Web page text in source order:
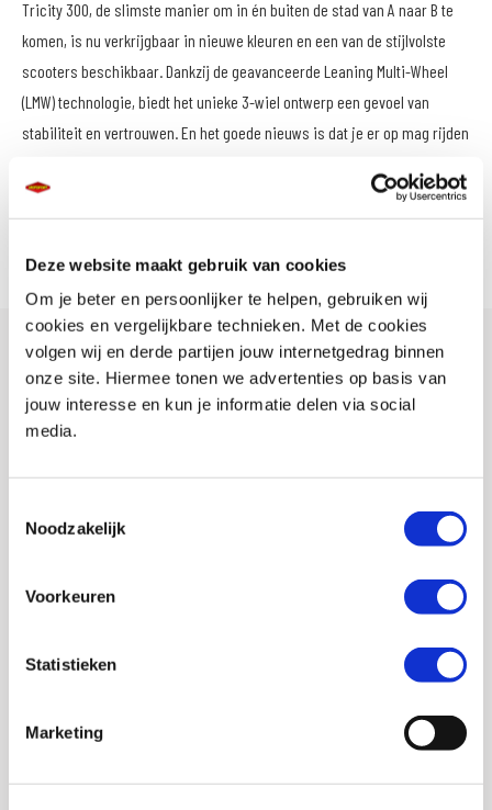
Deze website maakt gebruik van cookies
Om je beter en persoonlijker te helpen, gebruiken wij
cookies en vergelijkbare technieken. Met de cookies
volgen wij en derde partijen jouw internetgedrag binnen
onze site. Hiermee tonen we advertenties op basis van
jouw interesse en kun je informatie delen via social
media.
Noodzakelijk
Voorkeuren
Statistieken
Marketing
Tricity 300, de slimste manier om in én buiten de stad van A naar B te
komen, is nu verkrijgbaar in nieuwe kleuren en een van de stijlvolste
scooters beschikbaar. Dankzij de geavanceerde Leaning Multi-Wheel
(LMW) technologie, biedt het unieke 3-wiel ontwerp een gevoel van
stabiliteit en vertrouwen. En het goede nieuws is dat je er op mag rijden
Details
dagelijkse ritten nog comfortabeler, en plezieriger te maken. De dubbele
voorwielen bieden extra stabiliteit en grip voor vloeiende bochten,
terwijl de lichte besturing en compacte afmetingen je eenvoudig door
maken – en zodra het verkeerslicht op groen springt, zorgt de krachtige
300cc BLUE CORE-motor ervoor dat je snel en efficiënt je bestemming
bereikt. Met een stijlvol design en eersteklas specificaties is de Tricity
300 de ultieme keuze voor stedelijk vervoer.